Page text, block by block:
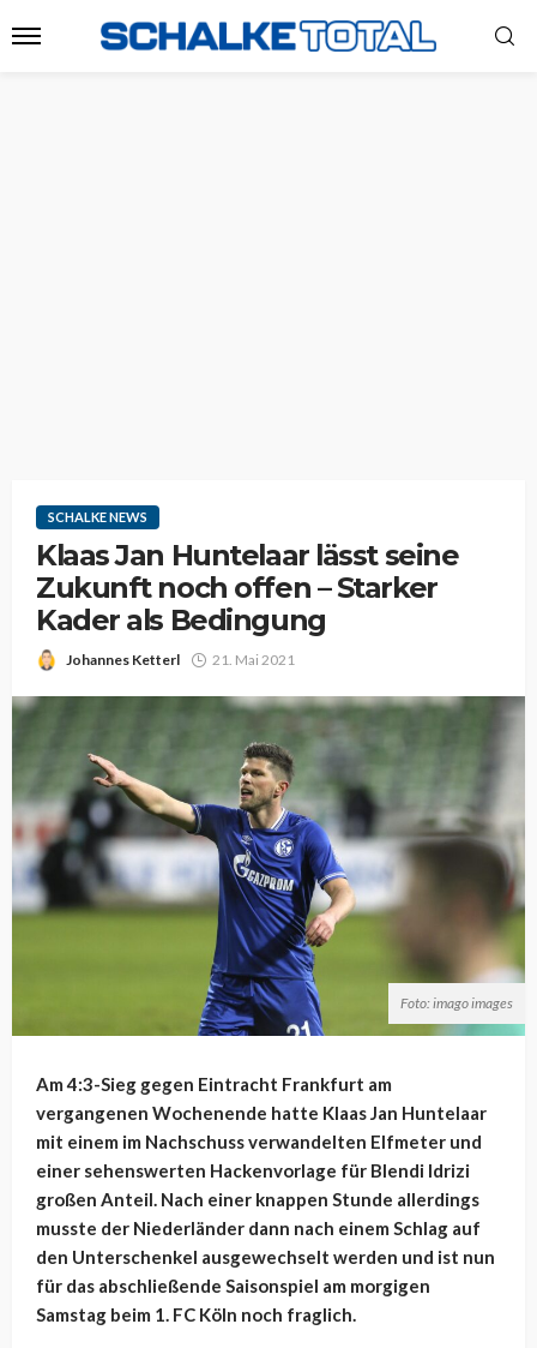
SCHALKE NEWS
Klaas Jan Huntelaar lässt seine
Zukunft noch offen – Starker
Kader als Bedingung
Johannes Ketterl 21. Mai 2021
Foto: imago images
Am 4:3-Sieg gegen Eintracht Frankfurt am
vergangenen Wochenende hatte Klaas Jan Huntelaar
mit einem im Nachschuss verwandelten Elfmeter und
einer sehenswerten Hackenvorlage für Blendi Idrizi
großen Anteil. Nach einer knappen Stunde allerdings
musste der Niederländer dann nach einem Schlag auf
den Unterschenkel ausgewechselt werden und ist nun
für das abschließende Saisonspiel am morgigen
Samstag beim 1. FC Köln noch fraglich.